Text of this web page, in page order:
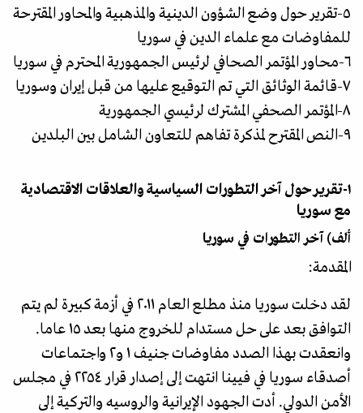
٥-تقرير حول وضع الشؤون الدينية والمذهبية والمحاور المقترحة
للمفاوضات مع علماء الدين في سوريا
٦-محاور المؤتمر الصحافي لرئيس الجمهورية المحترم في سوريا
٧-قائمة الوثائق التي تم التوقيع عليها من قبل إيران وسوريا
٨-المؤتمر الصحفي المشترك لرئيسي الجمهورية
٩-النص المقترح لمذكرة تفاهم للتعاون الشامل بين البلدين
١-تقرير حول آخر التطورات السياسية والعلاقات الاقتصادية
مع سوريا
ألف) آخر التطورات في سوريا
المقدمة:
لقد دخلت سوريا منذ مطلع العام ٢٠١١ في أزمة كبيرة لم يتم
التوافق بعد على حل مستدام للخروج منها بعد ١٥ عاما.
وانعقدت بهذا الصدد مفاوضات جنيف ١ و٢ واجتماعات
أصدقاء سوريا في فيينا انتهت إلى إصدار قرار ٢٢٥٤ في مجلس
الأمن الدولي. أدت الجهود الإيرانية والروسيه والتركية إلى